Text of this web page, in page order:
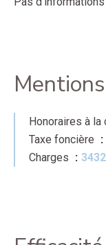
Honoraires à la
Taxe foncière
Charges